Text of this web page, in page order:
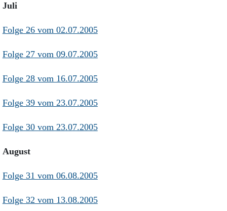
Juli
Folge 26 vom 02.07.2005
Folge 27 vom 09.07.2005
Folge 28 vom 16.07.2005
Folge 39 vom 23.07.2005
Folge 30 vom 23.07.2005
August
Folge 31 vom 06.08.2005
Folge 32 vom 13.08.2005